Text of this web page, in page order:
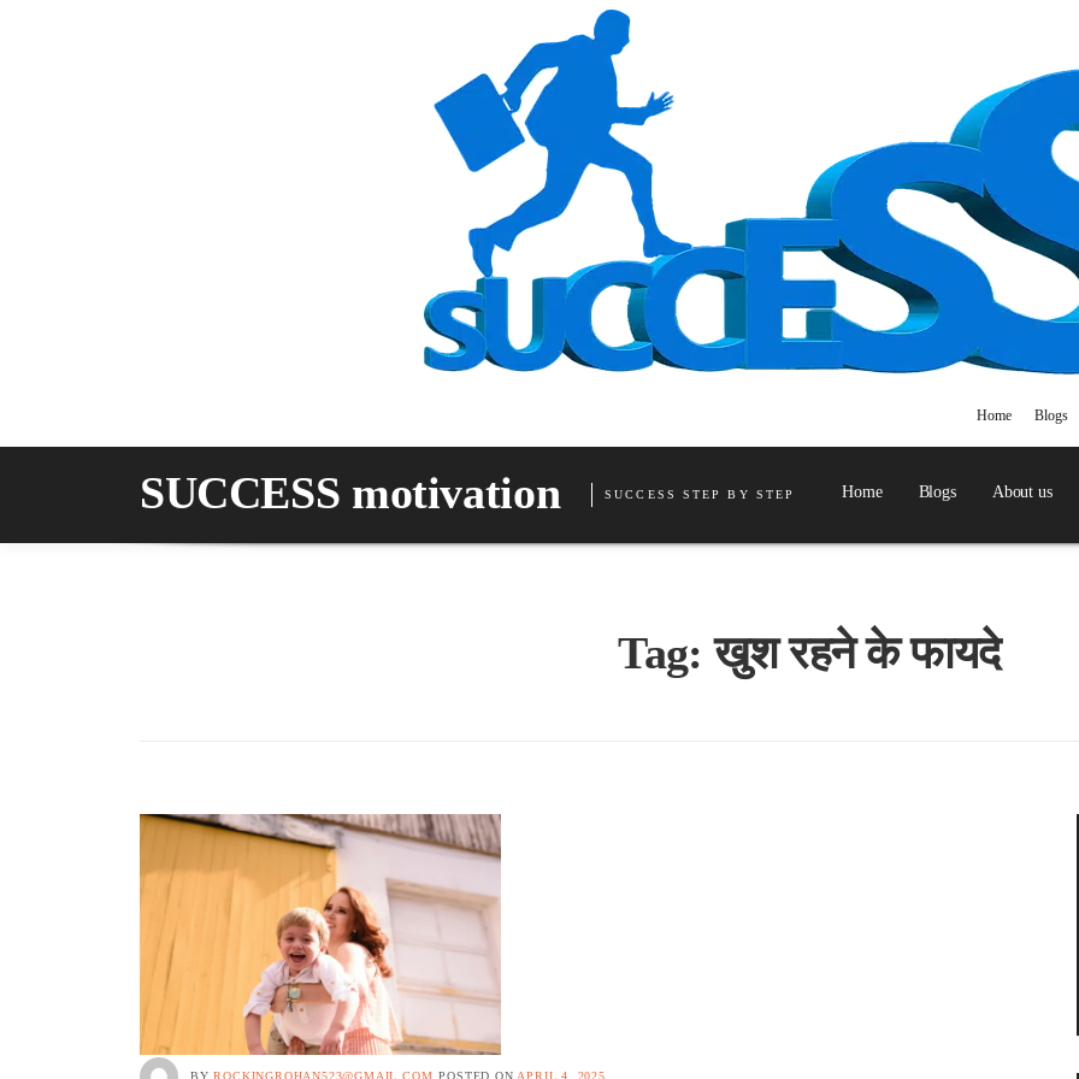
Home Blogs
SUCCESS motivation SUCCESS STEP BY STEP Home Blogs About us
Tag:खुश रहने के फायदे